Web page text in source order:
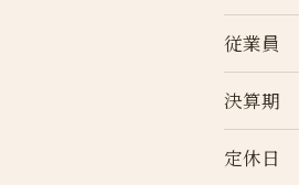
従業員
決算期
定休日